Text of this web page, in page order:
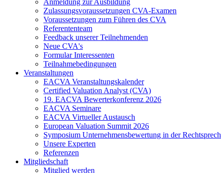
Anmeldung zur Ausbildung
Zulassungsvoraussetzungen CVA-Examen
Voraussetzungen zum Führen des CVA
Referententeam
Feedback unserer Teilnehmenden
Neue CVA's
Formular Interessenten
Teilnahmebedingungen
Veranstaltungen
EACVA Veranstaltungskalender
Certified Valuation Analyst (CVA)
19. EACVA Bewerterkonferenz 2026
EACVA Seminare
EACVA Virtueller Austausch
European Valuation Summit 2026
Symposium Unternehmens­bewertung in der
Unsere Experten
Referenzen
Mitgliedschaft
Mitglied werden